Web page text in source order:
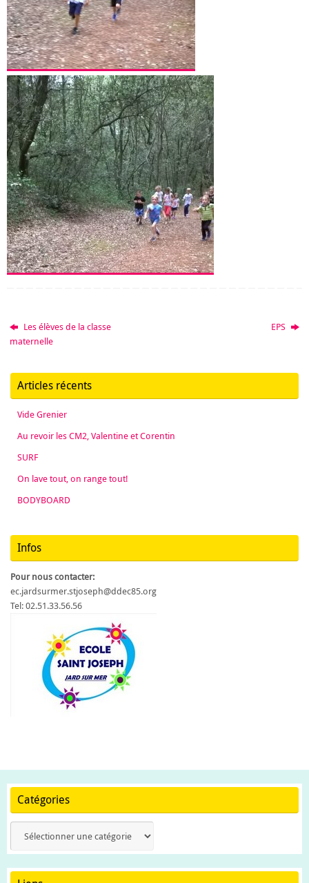
Les élèves de la classe
maternelle
EPS
Articles récents
Vide Grenier
Au revoir les CM2, Valentine et Corentin
SURF
On lave tout, on range tout!
BODYBOARD
Infos
Pour nous contacter:
ec.jardsurmer.stjoseph@ddec85.org
Tel: 02.51.33.56.56
Catégories